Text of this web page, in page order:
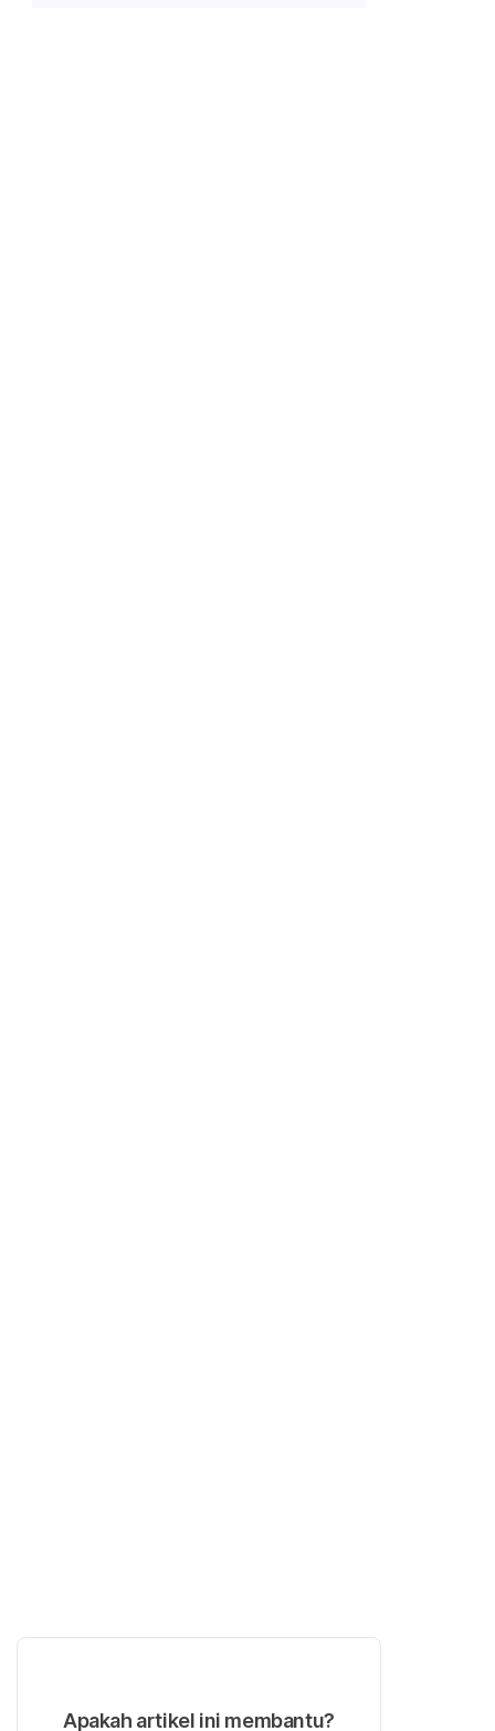
Apakah artikel ini membantu?